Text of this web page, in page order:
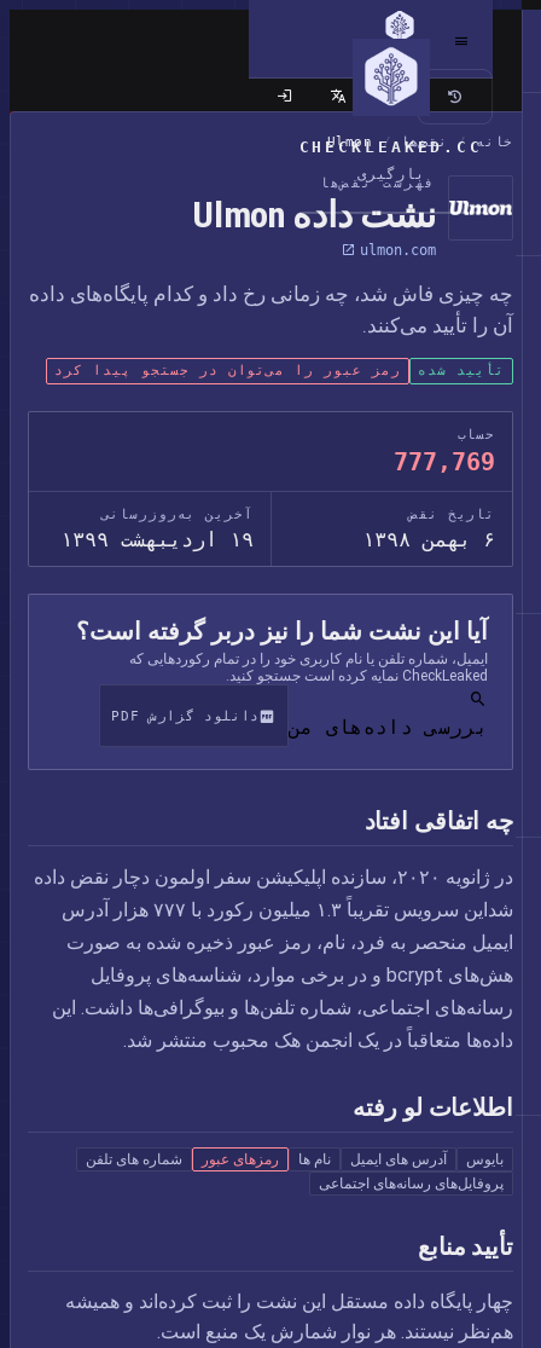
CHECKLEAKED.CC
بارگیری
سایت کلاسیک
خانه / نقض‌ها /
Ulmon
فهرست نقض‌ها
نشت داده Ulmon
ulmon.com
چه چیزی فاش شد، چه زمانی رخ داد و کدام پایگاه‌های داده
آن را تأیید می‌کنند.
تأیید شده رمز عبور را می‌توان در جستجو پیدا کرد
حساب
777,769
تاریخ نقض آخرین به‌روزرسانی
۱۹ اردیبهشت ۱۳۹۹
آیا این نشت شما را نیز دربر گرفته است؟
ایمیل، شماره تلفن یا نام کاربری خود را در تمام رکوردهایی که
CheckLeaked نمایه کرده است جستجو کنید.
بررسی داده‌های من دانلود گزارش PDF
چه اتفاقی افتاد
در ژانویه ۲۰۲۰، سازنده اپلیکیشن سفر اولمون دچار نقض داده
شداین سرویس تقریباً ۱.۳ میلیون رکورد با ۷۷۷ هزار آدرس
ایمیل منحصر به فرد، نام، رمز عبور ذخیره شده به صورت
هش‌های bcrypt و در برخی موارد، شناسه‌های پروفایل
رسانه‌های اجتماعی، شماره تلفن‌ها و بیوگرافی‌ها داشت. این
داده‌ها متعاقباً در یک انجمن هک محبوب منتشر شد.
اطلاعات لو رفته
بایوس آدرس های ایمیل نام ها رمزهای عبور
شماره های تلفن
پروفایل‌های رسانه‌های اجتماعی
تأیید منابع
چهار پایگاه داده مستقل این نشت را ثبت کرده‌اند و همیشه
هم‌نظر نیستند. هر نوار شمارش یک منبع است.